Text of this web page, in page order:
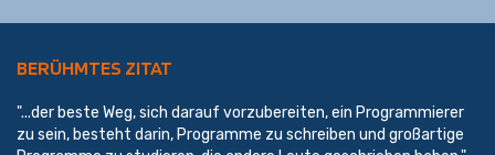
BERÜHMTES ZITAT
"...der beste Weg, sich darauf vorzubereiten, ein Programmierer
zu sein, besteht darin, Programme zu schreiben und großartige